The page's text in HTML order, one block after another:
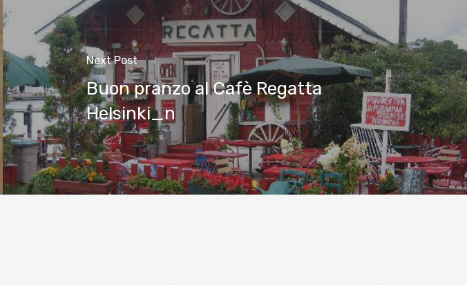
Next Post
Buon pranzo al Cafè Regatta
Helsinki_n